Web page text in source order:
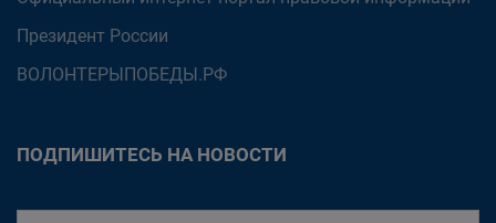
Президент России
ВОЛОНТЕРЫПОБЕДЫ.РФ
ПОДПИШИТЕСЬ НА НОВОСТИ